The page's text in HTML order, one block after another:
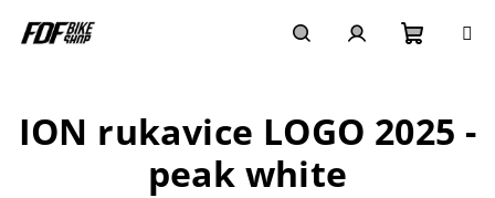
košík
ION rukavice LOGO 2025 -
peak white